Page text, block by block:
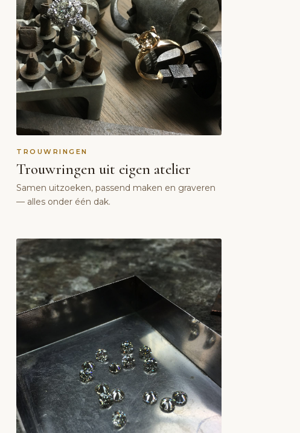
TROUWRINGEN
Trouwringen uit eigen atelier
Samen uitzoeken, passend maken en graveren
— alles onder één dak.